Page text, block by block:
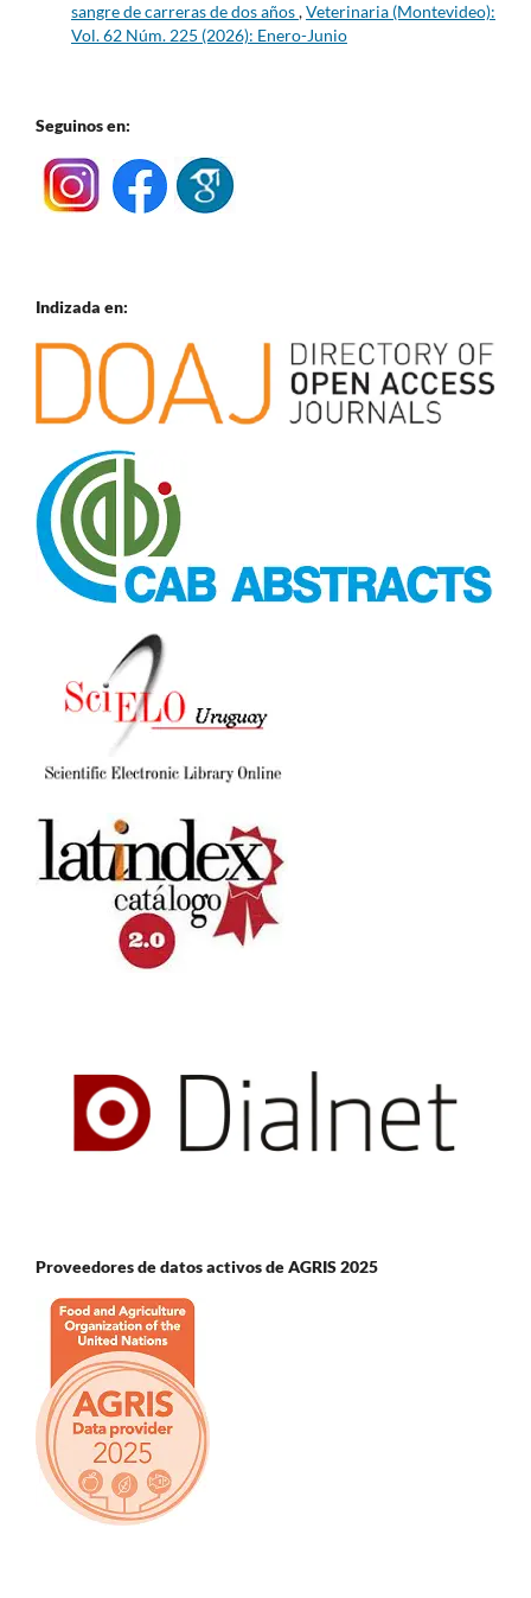
sangre de carreras de dos años,Veterinaria (Montevideo):
Vol. 62 Núm. 225 (2026): Enero-Junio
Seguinos en:
Indizada en:
Proveedores de datos activos de AGRIS 2025